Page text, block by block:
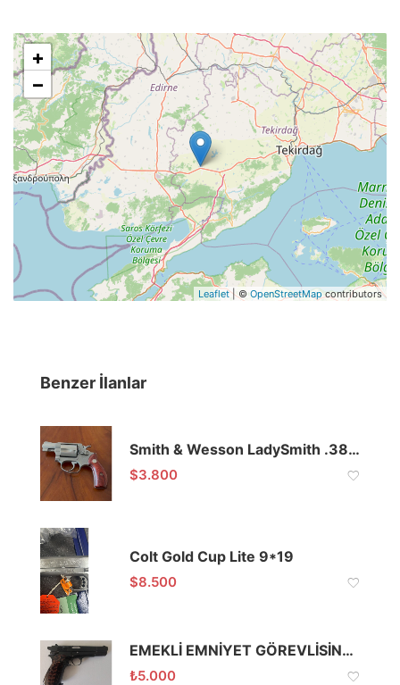
+
−
Leaflet| © OpenStreetMapcontributors
Benzer İlanlar
Smith & Wesson LadySmith .38 Special
$3.800
Colt Gold Cup Lite 9*19
$8.500
EMEKLİ EMNİYET GÖREVLİSİNDEN ATMACA 53 KLASİK14
₺5.000